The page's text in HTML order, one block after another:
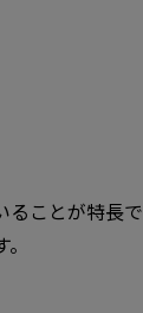
ることが特長で